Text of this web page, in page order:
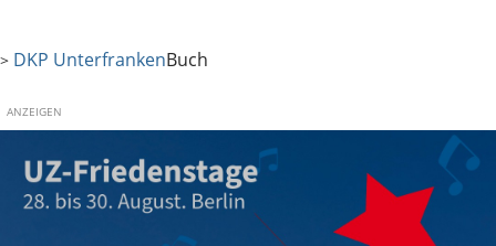
> DKP UnterfrankenBuch
ANZEIGEN